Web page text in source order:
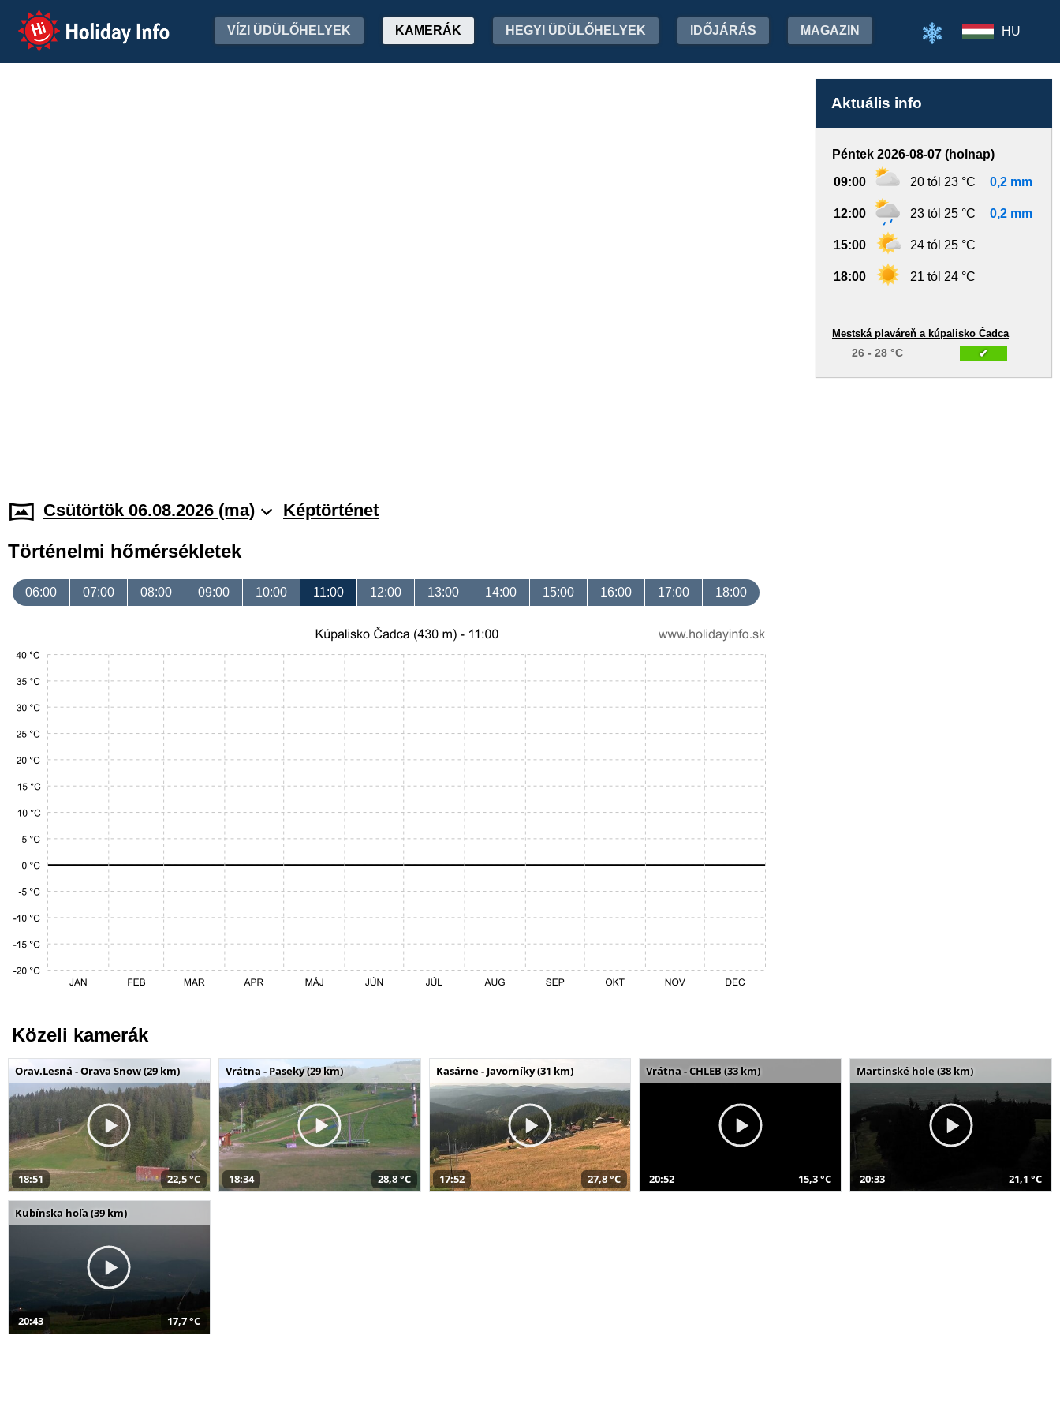
Holiday Info VÍZI ÜDÜLŐHELYEK KAMERÁK HEGYI ÜDÜLŐHELYEK IDŐJÁRÁS MAGAZIN HU
Aktuális info
Péntek 2026-08-07 (holnap)
09:00 20 tól 23 °C 0,2 mm
12:00 23 tól 25 °C 0,2 mm
15:00 24 tól 25 °C
18:00 21 tól 24 °C
✔
Mestská plaváreň a kúpalisko Čadca
26 - 28 °C
Csütörtök 06.08.2026 (ma) Képtörténet
Történelmi hőmérsékletek
06:00 07:00 08:00 09:00 10:00 11:00 12:00 13:00 14:00 15:00 16:00 17:00 18:00
Közeli kamerák
Orav.Lesná - Orava Snow (29 km)
18:51 22,5 °C
Vrátna - Paseky (29 km)
18:34 28,8 °C
Kasárne - Javorníky (31 km)
17:52 27,8 °C
Vrátna - CHLEB (33 km)
20:52 15,3 °C
Martinské hole (38 km)
20:33 21,1 °C
Kubínska hoľa (39 km)
20:43 17,7 °C